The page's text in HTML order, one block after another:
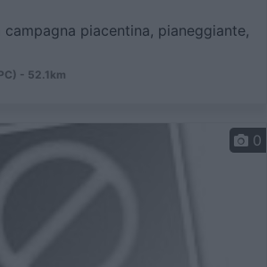
campagna piacentina, pianeggiante,
- 52.1km
0